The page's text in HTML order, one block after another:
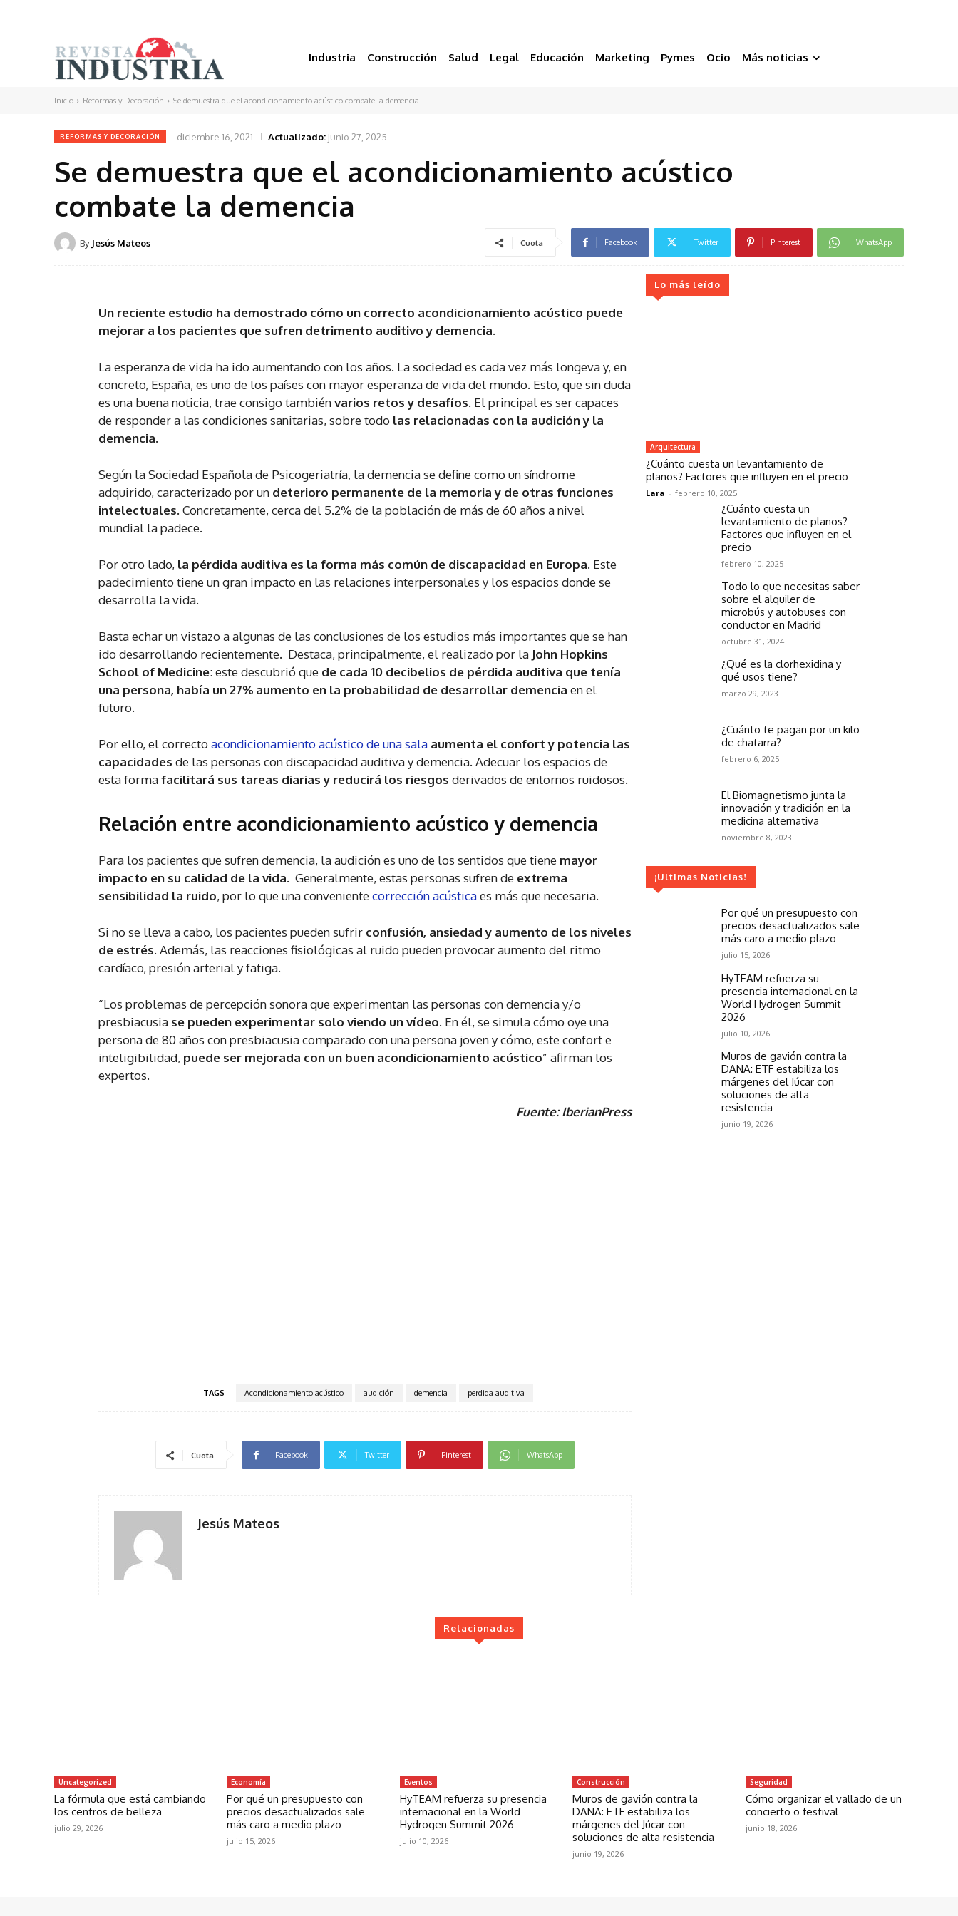
Industria Construcción Salud Legal Educación Marketing Pymes Ocio Más noticias
Inicio Reformas y Decoración Se demuestra que el acondicionamiento acústico combate la demencia
REFORMAS Y DECORACIÓN diciembre 16, 2021 Actualizado: junio 27, 2025
Se demuestra que el acondicionamiento acústico
combate la demencia
By Jesús Mateos Cuota Facebook Twitter Pinterest WhatsApp
Un reciente estudio ha demostrado cómo un correcto acondicionamiento acústico puede
mejorar a los pacientes que sufren detrimento auditivo y demencia.
La esperanza de vida ha ido aumentando con los años. La sociedad es cada vez más longeva y, en
concreto, España, es uno de los países con mayor esperanza de vida del mundo. Esto, que sin duda
es una buena noticia, trae consigo tambiénvarios retos y desafíos. El principal es ser capaces
de responder a las condiciones sanitarias, sobre todo las relacionadas con la audición y la
demencia.
Según la Sociedad Española de Psicogeriatría, la demencia se define como un síndrome
adquirido, caracterizado por un deterioro permanente de la memoria y de otras funciones
intelectuales. Concretamente, cerca del 5.2% de la población de más de 60 años a nivel
mundial la padece.
Por otro lado, la pérdida auditiva es la forma más común de discapacidad en Europa. Este
padecimiento tiene un gran impacto en las relaciones interpersonales y los espacios donde se
desarrolla la vida.
Basta echar un vistazo a algunas de las conclusiones de los estudios más importantes que se han
ido desarrollando recientemente. Destaca, principalmente, el realizado por la John Hopkins
School of Medicine: este descubrió que de cada 10 decibelios de pérdida auditiva que tenía
una persona, había un 27% aumento en la probabilidad de desarrollar demencia en el
futuro.
Por ello, el correctoacondicionamiento acústico de una sala aumenta el confort y potencia las
capacidades de las personas con discapacidad auditiva y demencia. Adecuar los espacios de
esta formafacilitará sus tareas diarias y reducirá los riesgos derivados de entornos ruidosos.
Relación entre acondicionamiento acústico y demencia
Para los pacientes que sufren demencia, la audición es uno de los sentidos que tiene mayor
impacto en su calidad de la vida. Generalmente, estas personas sufren de extrema
sensibilidad la ruido, por lo que una convenientecorrección acústicaes más que necesaria.
Si no se lleva a cabo, los pacientes pueden sufrir confusión, ansiedad y aumento de los niveles
de estrés. Además, las reacciones fisiológicas al ruido pueden provocar aumento del ritmo
cardíaco, presión arterial y fatiga.
“Los problemas de percepción sonora que experimentan las personas con demencia y/o
presbiacusia se pueden experimentar solo viendo un vídeo. En él, se simula cómo oye una
persona de 80 años con presbiacusia comparado con una persona joven y cómo, este confort e
inteligibilidad, puede ser mejorada con un buen acondicionamiento acústico” afirman los
expertos.
Fuente: IberianPress
TAGS Acondicionamiento acústico audición demencia perdida auditiva
Cuota Facebook Twitter Pinterest WhatsApp
Jesús Mateos
Lo más leído
Arquitectura
¿Cuánto cuesta un levantamiento de
planos? Factores que influyen en el precio
Lara - febrero 10, 2025
¿Cuánto cuesta un
levantamiento de planos?
Factores que influyen en el
precio
febrero 10, 2025
Todo lo que necesitas saber
sobre el alquiler de
microbús y autobuses con
conductor en Madrid
octubre 31, 2024
¿Qué es la clorhexidina y
qué usos tiene?
marzo 29, 2023
¿Cuánto te pagan por un kilo
de chatarra?
febrero 6, 2025
El Biomagnetismo junta la
innovación y tradición en la
medicina alternativa
noviembre 8, 2023
¡Ultimas Noticias!
Por qué un presupuesto con
precios desactualizados sale
más caro a medio plazo
julio 15, 2026
HyTEAM refuerza su
presencia internacional en la
World Hydrogen Summit
2026
julio 10, 2026
Muros de gavión contra la
DANA: ETF estabiliza los
márgenes del Júcar con
soluciones de alta
resistencia
junio 19, 2026
Relacionadas
Uncategorized
La fórmula que está cambiando
los centros de belleza
julio 29, 2026
Economía
Por qué un presupuesto con
precios desactualizados sale
más caro a medio plazo
julio 15, 2026
Eventos
HyTEAM refuerza su presencia
internacional en la World
Hydrogen Summit 2026
julio 10, 2026
Construcción
Muros de gavión contra la
DANA: ETF estabiliza los
márgenes del Júcar con
soluciones de alta resistencia
junio 19, 2026
Seguridad
Cómo organizar el vallado de un
concierto o festival
junio 18, 2026